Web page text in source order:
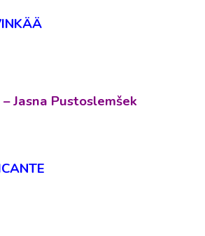
Jasna Pustoslemšek